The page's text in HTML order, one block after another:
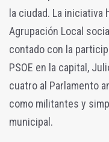
la ciudad. La iniciativa
Agrupación Local
contado con la
PSOE en la capital,
cuatro al Parlamento
como militantes y
municipal.